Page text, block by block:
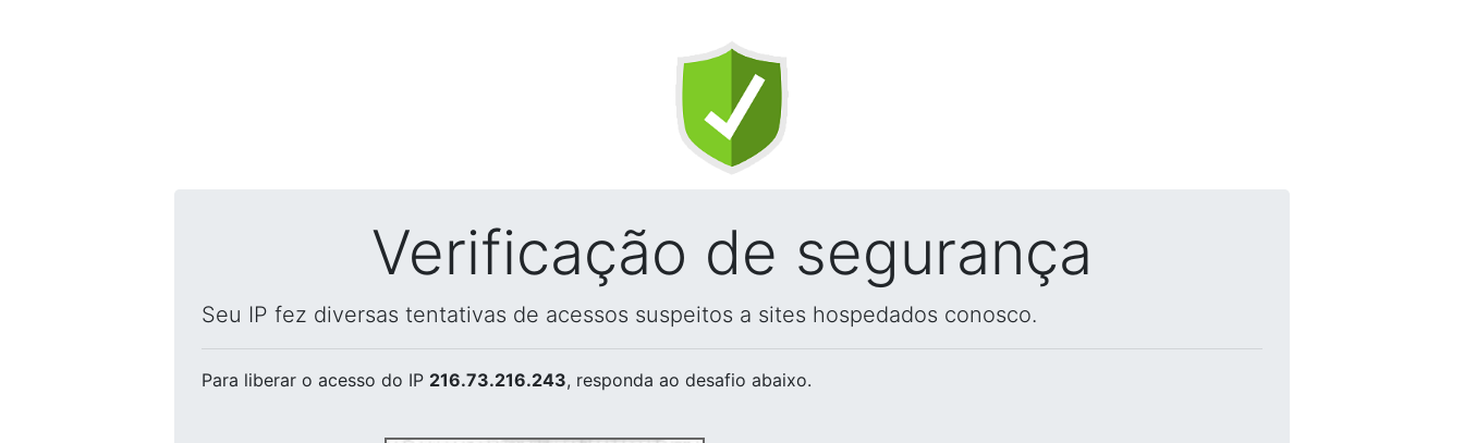
Verificação de segurança
Seu IP fez diversas tentativas de acessos suspeitos a sites hospedados conosco.
Para liberar o acesso do IP 216.73.216.243, responda ao desafio abaixo.